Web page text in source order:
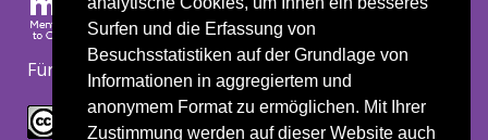
Surfen und die Erfassung von
Besuchsstatistiken auf der Grundlage von
Informationen in aggregiertem und
anonymem Format zu ermöglichen. Mit Ihrer
Zustimmung werden auf dieser Website auch
Für alle Materialien gilt das Copyright.